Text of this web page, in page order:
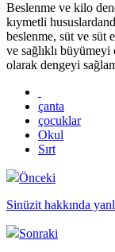
Beslenme ve kilo
kıymetli
beslenme, süt ve süt
ve sağlıklı
olarak dengeyi
çanta
çocuklar
Okul
Sırt
Önceki
Sinüzit hakkında
Sonraki